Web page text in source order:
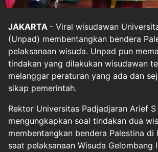
JAKARTA - Viral wisudawan
(Unpad) membentangkan bendera
pelaksanaan wisuda. Unpad pun
tindakan yang dilakukan wisudawan
melanggar peraturan yang ada dan
sikap pemerintah.
Rektor Universitas Padjadjaran Arief
mengungkapkan soal tindakan dua
membentangkan bendera Palestina di
saat pelaksanaan Wisuda Gelombang